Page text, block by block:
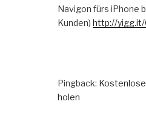
Navigon fürs iPhone
Kunden) http://
Pingback:
holen